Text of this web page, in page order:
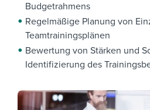
Budgetrahmens
Regelmäßige Planung von
Teamtrainingsplänen
Bewertung von Stärken und
Identifizierung des